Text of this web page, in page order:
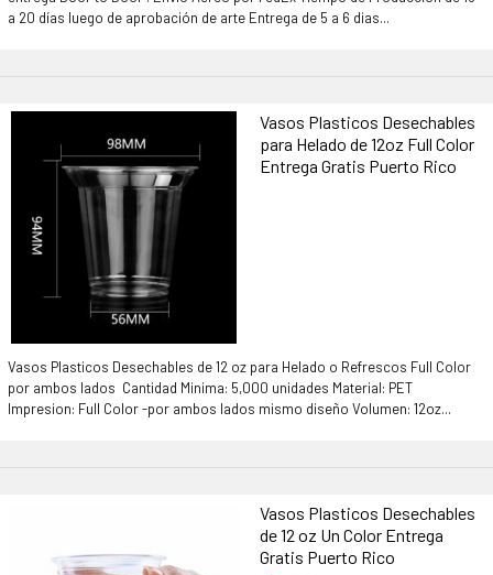
a 20 días luego de aprobación de arte Entrega de 5 a 6 dias...
Vasos Plasticos Desechables
para Helado de 12oz Full Color
Entrega Gratis Puerto Rico
Vasos Plasticos Desechables de 12 oz para Helado o Refrescos Full Color
por ambos lados Cantidad Minima: 5,000 unidades Material: PET
Impresion: Full Color -por ambos lados mismo diseño Volumen: 12oz...
Vasos Plasticos Desechables
de 12 oz Un Color Entrega
Gratis Puerto Rico